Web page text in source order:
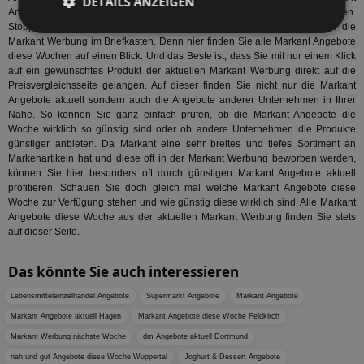
Angebote aktuell mit anderen Händler in Ihrer Umgebung zu vergleichen.
Stoppen Sie die Papierverschwendung und verzichten Sie künftig auf die
Markant Werbung im Briefkasten. Denn hier finden Sie alle Markant Angebote
diese Wochen auf einen Blick. Und das Beste ist, dass Sie mit nur einem Klick
auf ein gewünschtes Produkt der aktuellen Markant Werbung direkt auf die
Preisvergleichsseite gelangen. Auf dieser finden Sie nicht nur die Markant
Angebote aktuell sondern auch die Angebote anderer Unternehmen in Ihrer
Nähe. So können Sie ganz einfach prüfen, ob die Markant Angebote die
Woche wirklich so günstig sind oder ob andere Unternehmen die Produkte
günstiger anbieten. Da Markant eine sehr breites und tiefes Sortiment an
Markenartikeln hat und diese oft in der Markant Werbung beworben werden,
können Sie hier besonders oft durch günstigen Markant Angebote aktuell
profitieren. Schauen Sie doch gleich mal welche Markant Angebote diese
Woche zur Verfügung stehen und wie günstig diese wirklich sind. Alle Markant
Angebote diese Woche aus der aktuellen Markant Werbung finden Sie stets
auf dieser Seite.
Das könnte Sie auch interessieren
Lebensmitteleinzelhandel Angebote Supermarkt Angebote Markant Angebote
Markant Angebote aktuell Hagen Markant Angebote diese Woche Feldkirch
Markant Werbung nächste Woche dm Angebote aktuell Dortmund
nah und gut Angebote diese Woche Wuppertal Joghurt & Dessert Angebote
Unbedingt
erforderlich
Performance
Targeting Funktionalität
Unklassifizierte
Targeting
Funktionalität Unklassifizierte
Unbedingt erforderliche Cookies ermöglichen
wesentliche Kernfunktionen der Website wie die